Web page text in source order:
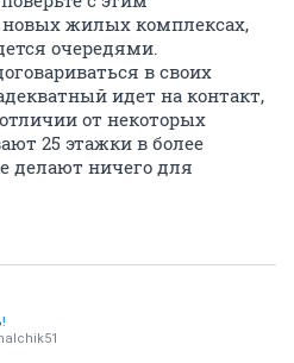
жилых комплексах,
очередями.
в своих
идет на контакт,
от некоторых
25 этажки в более
делают ничего для